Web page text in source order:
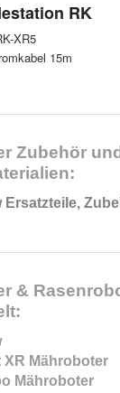
RK
XR5
15m
Zubehör und
Ersatzteile,
&
XR Mähroboter
Mähroboter